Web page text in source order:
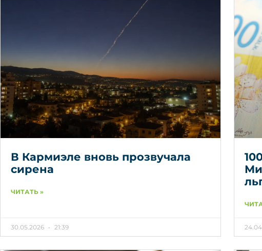
В Кармиэле вновь прозвучала
сирена
ЧИТАТЬ »
30.05.2026 21:39